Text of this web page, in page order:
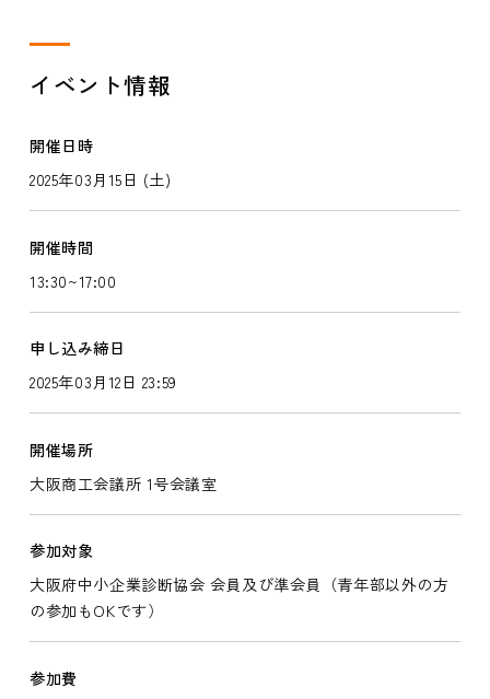
イベント情報
開催日時
2025年03月15日 (土)
開催時間
13:30~17:00
申し込み締日
2025年03月12日 23:59
開催場所
大阪商工会議所 1号会議室
参加対象
大阪府中小企業診断協会 会員及び準会員（青年部以外の方
の参加もOKです）
参加費